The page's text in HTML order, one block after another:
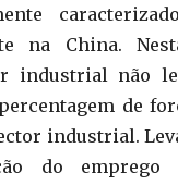
na China.
industrial não
de
industrial.
do emprego